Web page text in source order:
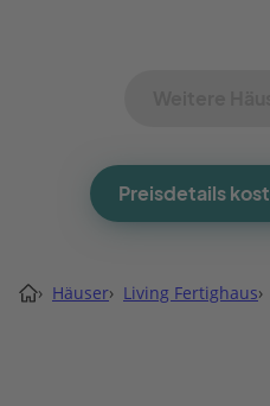
Preisdetails
› Häuser› Living Fertighaus›